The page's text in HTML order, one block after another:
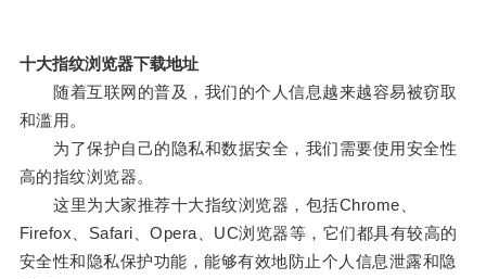
十大指纹浏览器下载地址
随着互联网的普及，我们的个人信息越来越容易被窃取
和滥用。
为了保护自己的隐私和数据安全，我们需要使用安全性
高的指纹浏览器。
这里为大家推荐十大指纹浏览器，包括Chrome、
Firefox、Safari、Opera、UC浏览器等，它们都具有较高的
安全性和隐私保护功能，能够有效地防止个人信息泄露和隐